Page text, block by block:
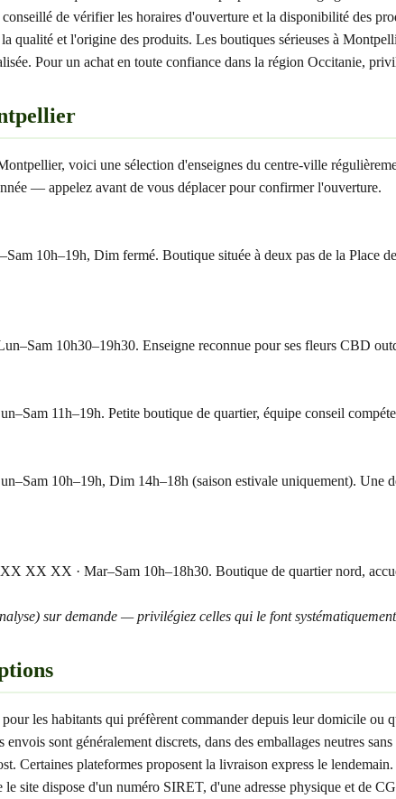
de vérifier les horaires d'ouverture et la disponibilité des
qualité et l'origine des produits. Les boutiques sérieuses à
Pour un achat en toute confiance dans la région Occitanie,
voici une sélection d'enseignes du centre-ville
— appelez avant de vous déplacer pour confirmer l'ouverture.
10h–19h, Dim fermé. Boutique située à deux pas de la Place
10h30–19h30. Enseigne reconnue pour ses fleurs CBD
11h–19h. Petite boutique de quartier, équipe conseil
10h–19h, Dim 14h–18h (saison estivale uniquement). Une
XX XX · Mar–Sam 10h–18h30. Boutique de quartier nord,
sur demande — privilégiez celles qui le font
les habitants qui préfèrent commander depuis leur domicile ou
sont généralement discrets, dans des emballages neutres
Certaines plateformes proposent la livraison express le
site dispose d'un numéro SIRET, d'une adresse physique et de